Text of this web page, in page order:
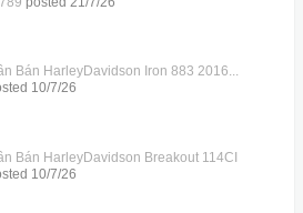
Bán HarleyDavidson Iron 883 2016...
10/7/26
Bán HarleyDavidson Breakout 114CI
10/7/26